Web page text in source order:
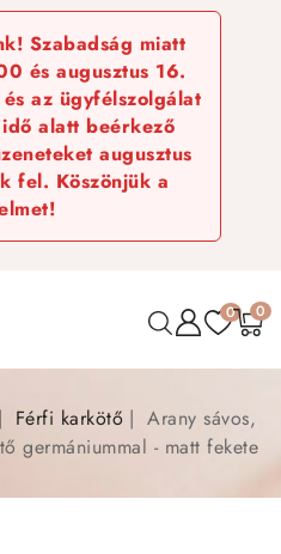
Szabadság miatt
és augusztus 16.
az ügyfélszolgálat
alatt beérkező
augusztus
fel. Köszönjük a
0 0
Férfi karkötő
Arany sávos,
germániummal - matt fekete